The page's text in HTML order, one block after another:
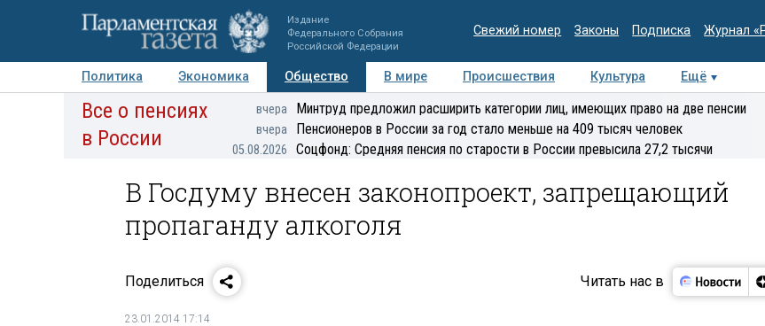
Издание
Федерального Собрания
Российской Федерации
Свежий номер Законы Подписка Журнал
Политика Экономика Общество В мире Происшествия Культура Ещё
Авторы Персоны Мнения Регионы Медиацентр Интервью Колумнисты
Все о пенсиях
в России
вчера Минтруд предложил расширить категории лиц, имеющих право на две пенсии
вчера Пенсионеров в России за год стало меньше на 409 тысяч человек
05.08.2026 Соцфонд: Средняя пенсия по старости в России превысила 27,2 тысячи
В Госдуму внесен законопроект, запрещающий
пропаганду алкоголя
Поделиться Читать нас в
23.01.2014 17:14